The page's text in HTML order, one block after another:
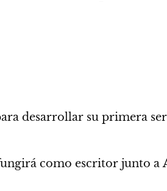
desarrollar su primera
como escritor junto a